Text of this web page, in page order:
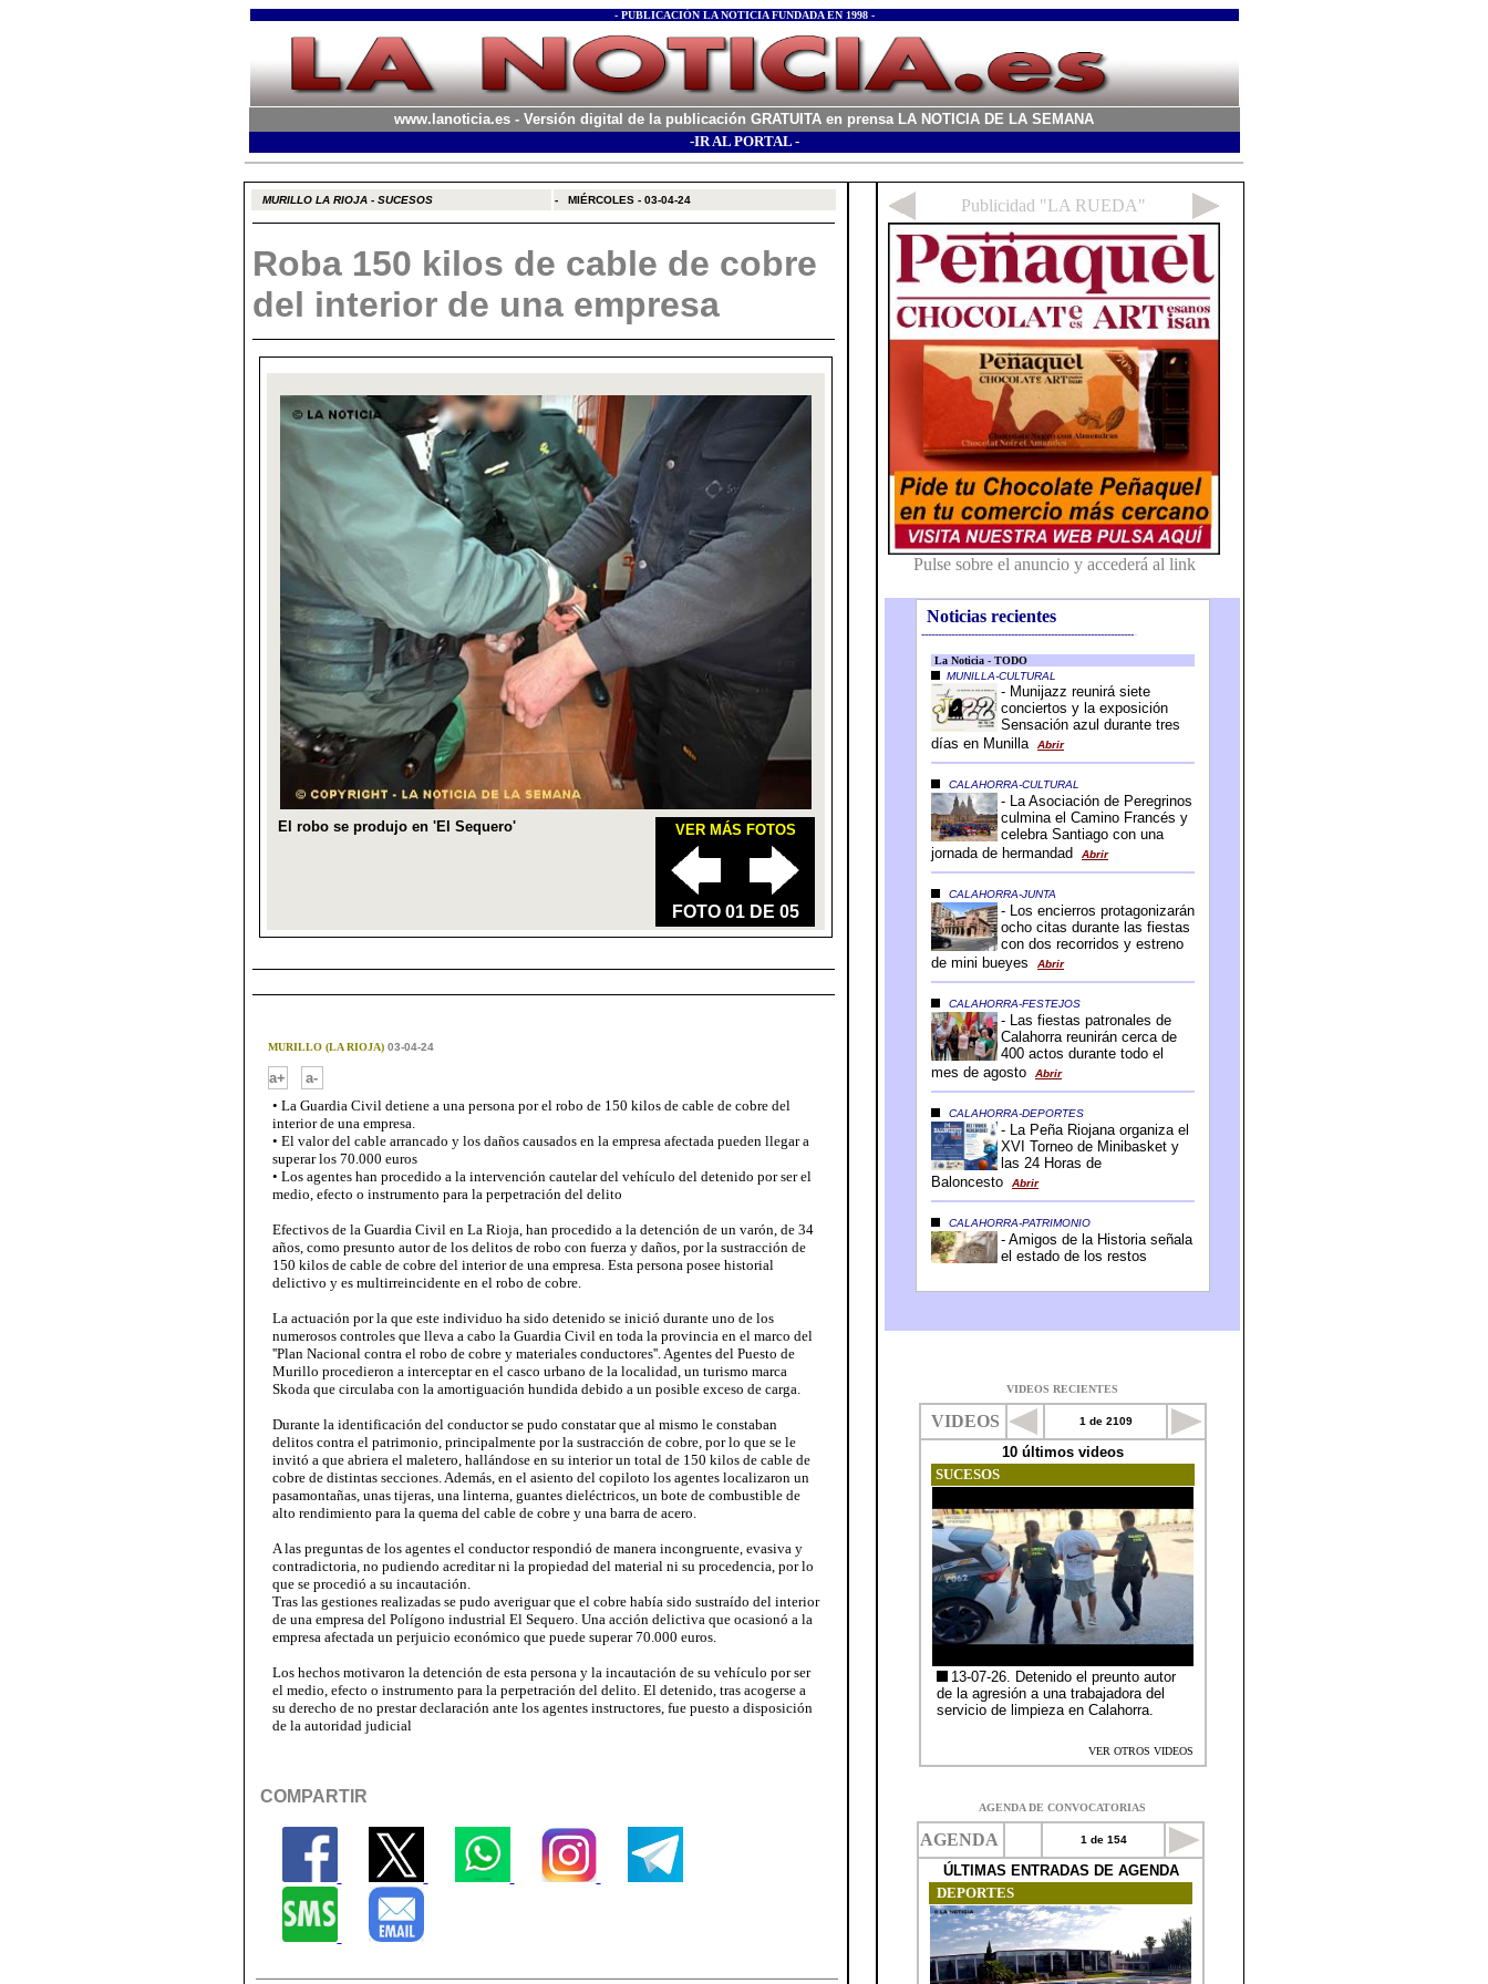
- PUBLICACIÓN LA NOTICIA FUNDADA EN 1998 -
www.lanoticia.es - Versión digital de la publicación GRATUITA en prensa LA NOTICIA DE LA SEMANA
-IR AL PORTAL -
MURILLO LA RIOJA - SUCESOS - MIÉRCOLES - 03-04-24
Roba 150 kilos de cable de cobre
del interior de una empresa
MURILLO (LA RIOJA)03-04-24
a+
a-
• La Guardia Civil detiene a una persona por el robo de 150 kilos de cable de cobre del
interior de una empresa.
• El valor del cable arrancado y los daños causados en la empresa afectada pueden llegar a
superar los 70.000 euros
• Los agentes han procedido a la intervención cautelar del vehículo del detenido por ser el
medio, efecto o instrumento para la perpetración del delito
Efectivos de la Guardia Civil en La Rioja, han procedido a la detención de un varón, de 34
años, como presunto autor de los delitos de robo con fuerza y daños, por la sustracción de
150 kilos de cable de cobre del interior de una empresa. Esta persona posee historial
delictivo y es multirreincidente en el robo de cobre.
La actuación por la que este individuo ha sido detenido se inició durante uno de los
numerosos controles que lleva a cabo la Guardia Civil en toda la provincia en el marco del
''Plan Nacional contra el robo de cobre y materiales conductores''. Agentes del Puesto de
Murillo procedieron a interceptar en el casco urbano de la localidad, un turismo marca
Skoda que circulaba con la amortiguación hundida debido a un posible exceso de carga.
Durante la identificación del conductor se pudo constatar que al mismo le constaban
delitos contra el patrimonio, principalmente por la sustracción de cobre, por lo que se le
invitó a que abriera el maletero, hallándose en su interior un total de 150 kilos de cable de
cobre de distintas secciones. Además, en el asiento del copiloto los agentes localizaron un
pasamontañas, unas tijeras, una linterna, guantes dieléctricos, un bote de combustible de
alto rendimiento para la quema del cable de cobre y una barra de acero.
A las preguntas de los agentes el conductor respondió de manera incongruente, evasiva y
contradictoria, no pudiendo acreditar ni la propiedad del material ni su procedencia, por lo
que se procedió a su incautación.
Tras las gestiones realizadas se pudo averiguar que el cobre había sido sustraído del interior
de una empresa del Polígono industrial El Sequero. Una acción delictiva que ocasionó a la
empresa afectada un perjuicio económico que puede superar 70.000 euros.
Los hechos motivaron la detención de esta persona y la incautación de su vehículo por ser
el medio, efecto o instrumento para la perpetración del delito. El detenido, tras acogerse a
su derecho de no prestar declaración ante los agentes instructores, fue puesto a disposición
de la autoridad judicial
COMPARTIR
Noticias recientes
-----------------------------------------------------------------
VIDEOS RECIENTES
AGENDA DE CONVOCATORIAS